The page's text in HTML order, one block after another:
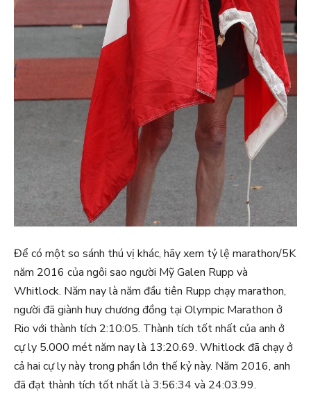
Để có một so sánh thú vị khác, hãy xem tỷ lệ marathon/5K
năm 2016 của ngôi sao người Mỹ Galen Rupp và
Whitlock. Năm nay là năm đầu tiên Rupp chạy marathon,
người đã giành huy chương đồng tại Olympic Marathon ở
Rio với thành tích 2:10:05. Thành tích tốt nhất của anh ở
cự ly 5.000 mét năm nay là 13:20.69. Whitlock đã chạy ở
cả hai cự ly này trong phần lớn thế kỷ này. Năm 2016, anh
đã đạt thành tích tốt nhất là 3:56:34 và 24:03.99.